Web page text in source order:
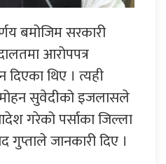
बमोजिम सरकारी
आरोपपत्र
थिए । त्यही
सुवेदीको इजलासले
गरेको पर्साका जिल्ला
गुप्ताले जानकारी दिए ।